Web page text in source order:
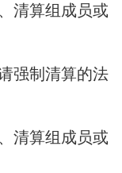
清算组成员或
强制清算的法
清算组成员或